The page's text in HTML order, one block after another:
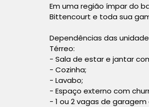
Em uma região ímpar do
Bittencourt e toda sua
Dependências das
Térreo:
- Sala de estar e jantar
- Cozinha;
- Lavabo;
- Espaço externo com
- 1 ou 2 vagas de